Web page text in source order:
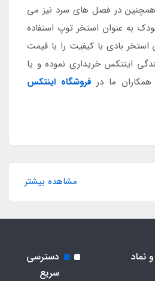
همچنین در فصل های سرد نیز می
به عنوان استخر توپ استفاده
استخر بادی با کیفیت را با قیمت
اینتکس خریداری نموده و یا
همکاران ما در فروشگاه اینتکس
مشاهده بیشتر
نماد
دسترسی
سریع